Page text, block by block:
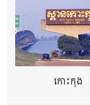
កោះកុង